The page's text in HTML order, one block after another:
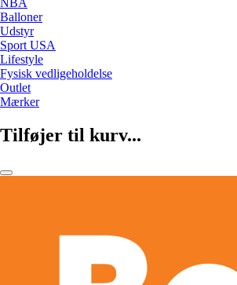
NBA
Balloner
Udstyr
Sport USA
Lifestyle
Fysisk vedligeholdelse
Outlet
Mærker
Tilføjer til kurv...